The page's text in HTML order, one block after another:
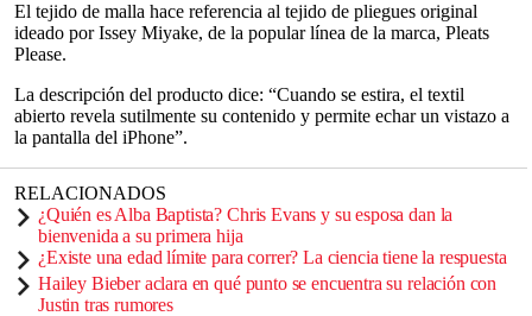
El tejido de malla hace referencia al tejido de pliegues original
ideado por Issey Miyake, de la popular línea de la marca, Pleats
Please.
La descripción del producto dice: “Cuando se estira, el textil
abierto revela sutilmente su contenido y permite echar un vistazo a
la pantalla del iPhone”.
RELACIONADOS
¿Quién es Alba Baptista? Chris Evans y su esposa dan la
bienvenida a su primera hija
¿Existe una edad límite para correr? La ciencia tiene la respuesta
Hailey Bieber aclara en qué punto se encuentra su relación con
Justin tras rumores